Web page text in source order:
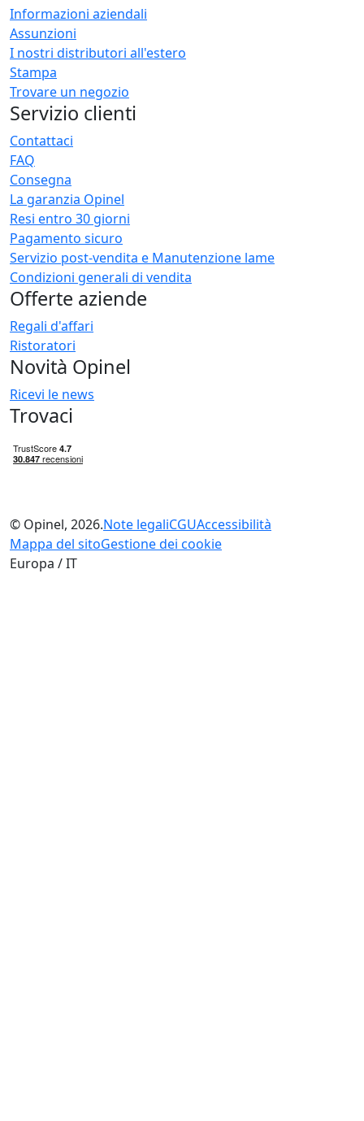
Informazioni aziendali
Assunzioni
I nostri distributori all'estero
Stampa
Trovare un negozio
Servizio clienti
Contattaci
FAQ
Consegna
La garanzia Opinel
Resi entro 30 giorni
Pagamento sicuro
Servizio post-vendita e Manutenzione lame
Condizioni generali di vendita
Offerte aziende
Regali d'affari
Ristoratori
Novità Opinel
Ricevi le news
Trovaci
© Opinel, 2026.Note legaliCGUAccessibilità
Mappa del sitoGestione dei cookie
Europa / IT